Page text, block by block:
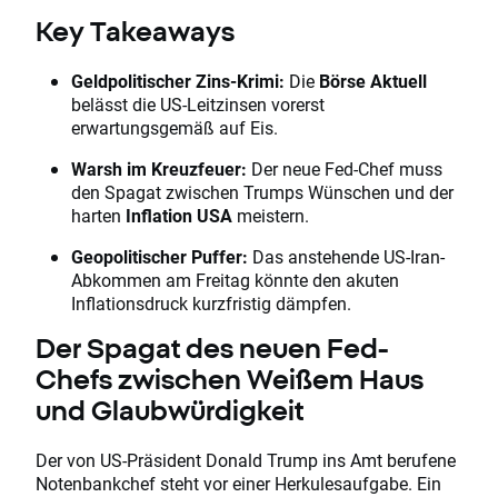
Key Takeaways
Geldpolitischer Zins-Krimi: Die Börse Aktuell
belässt die US-Leitzinsen vorerst
erwartungsgemäß auf Eis.
Warsh im Kreuzfeuer: Der neue Fed-Chef muss
den Spagat zwischen Trumps Wünschen und der
harten Inflation USA meistern.
Geopolitischer Puffer: Das anstehende US-Iran-
Abkommen am Freitag könnte den akuten
Inflationsdruck kurzfristig dämpfen.
Der Spagat des neuen Fed-
Chefs zwischen Weißem Haus
und Glaubwürdigkeit
Der von US-Präsident Donald Trump ins Amt berufene
Notenbankchef steht vor einer Herkulesaufgabe. Ein